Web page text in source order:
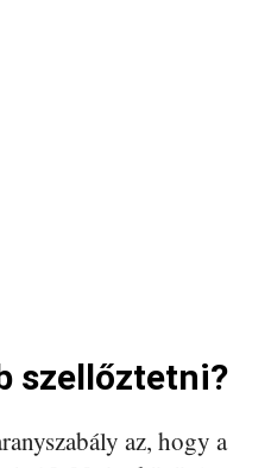
szellőztetni?
az, hogy a